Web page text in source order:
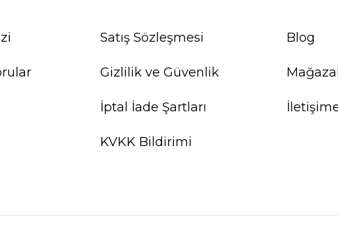
Satış Sözleşmesi
Gizlilik ve Güvenlik
İptal İade Şartları
KVKK Bildirimi
Blog